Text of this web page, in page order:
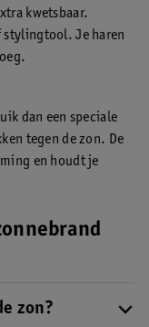
kwetsbaar.
stylingtool. Je haren
dan een speciale
tegen de zon. De
en houdt je
zon?